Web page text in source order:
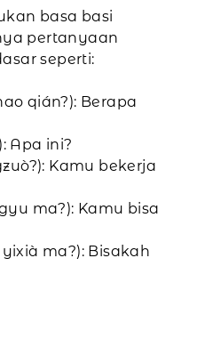
basa basi
pertanyaan
seperti:
qián?): Berapa
Apa ini?
Kamu bekerja
ma?): Kamu bisa
yixià ma?): Bisakah